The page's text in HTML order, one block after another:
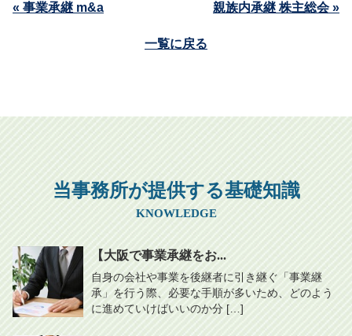
« 事業承継 m&a 親族内承継 株主総会 »
一覧に戻る
当事務所が提供する基礎知識
KNOWLEDGE
【大阪で事業承継をお...
自身の会社や事業を後継者に引き継ぐ「事業継
承」を行う際、必要な手順が多いため、どのよう
に進めていけばいいのか分 […]